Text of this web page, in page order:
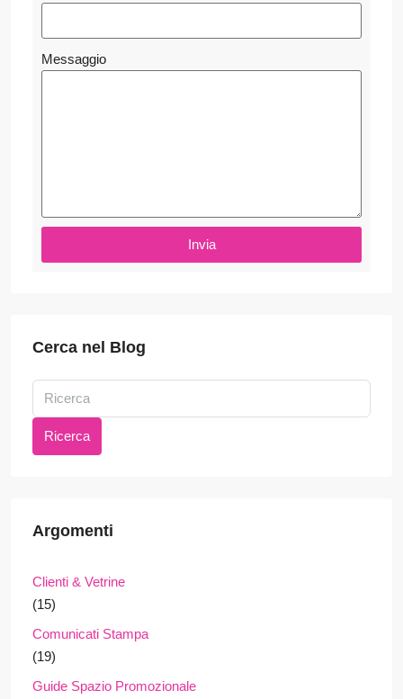
Messaggio
Invia
Cerca nel Blog
Ricerca
Argomenti
Clienti & Vetrine
(15)
Comunicati Stampa
(19)
Guide Spazio Promozionale